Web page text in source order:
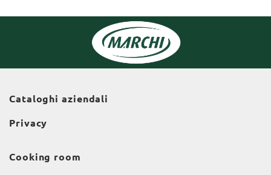
Cataloghi aziendali
Privacy
Cooking room